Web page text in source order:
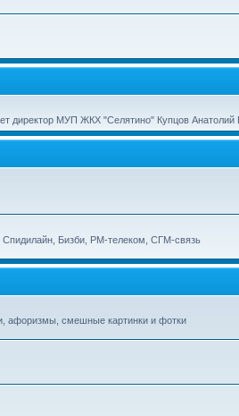
директор МУП ЖКХ "Селятино" Купцов Анатолий
Бизби, РМ-телеком, СГМ-связь
афоризмы, смешные картинки и фотки